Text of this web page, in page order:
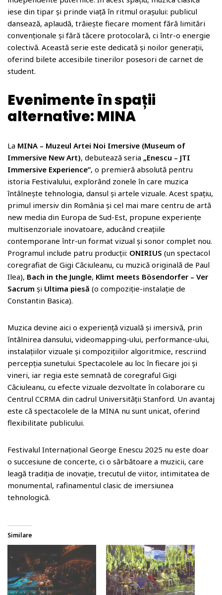
iese din tipar și prinde viață în ritmul orașului: publicul
dansează, aplaudă, trăiește fiecare moment fără limitări
convenționale și fără tăcere protocolară, ci într-o energie
colectivă. Această serie este dedicată și noilor generații,
oferind bilete accesibile tinerilor posesori de carnet de
student.
Evenimente în spații
alternative: MINA
La MINA – Muzeul Artei Noi Imersive (Museum of
Immersive New Art), debutează seria „Enescu – JTI
Immersive Experience”, o premieră absolută pentru
istoria Festivalului, explorând zonele în care muzica
întâlnește tehnologia, dansul și artele vizuale. Acest spațiu,
primul imersiv din România și cel mai mare centru de artă
new media din Europa de Sud-Est, propune experiențe
multisenzoriale inovatoare, aducând creațiile
contemporane într-un format vizual și sonor complet nou.
Programul include patru producții: ONIRIUS (un spectacol
coregrafiat de Gigi Căciuleanu, cu muzică originală de Paul
Ilea), Bach in the Jungle, Klimt meets Bösendorfer – Ver
Sacrum și Ultima piesă (o compoziție-instalație de
Constantin Basica).
Muzica devine aici o experiență vizuală și imersivă, prin
întâlnirea dansului, videomapping-ului, performance-ului,
instalațiilor vizuale și compozițiilor algoritmice, rescriind
percepția sunetului. Spectacolele au loc în fiecare joi și
vineri, iar regia este semnată de coregraful Gigi
Căciuleanu, cu efecte vizuale dezvoltate în colaborare cu
Centrul CCRMA din cadrul Universității Stanford. Un avantaj
este că spectacolele de la MINA nu sunt unicat, oferind
flexibilitate publicului.
Festivalul Internațional George Enescu 2025 nu este doar
o succesiune de concerte, ci o sărbătoare a muzicii, care
leagă tradiția de inovație, trecutul de viitor, intimitatea de
monumental, rafinamentul clasic de imersiunea
tehnologică.
Similare